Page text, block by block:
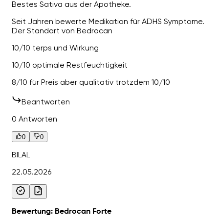
Bestes Sativa aus der Apotheke.
Seit Jahren bewerte Medikation für ADHS Symptome.
Der Standart von Bedrocan
10/10 terps und Wirkung
10/10 optimale Restfeuchtigkeit
8/10 für Preis aber qualitativ trotzdem 10/10
Beantworten
0 Antworten
0 0
BILAL
22.05.2026
Bewertung: Bedrocan Forte